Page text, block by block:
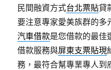
民間融資方式台北票貼貸
要注意專家愛美族群的多
汽車借款是您借款的最佳
借款服務與屏東支票貼現
務，最符合幫專業專人到